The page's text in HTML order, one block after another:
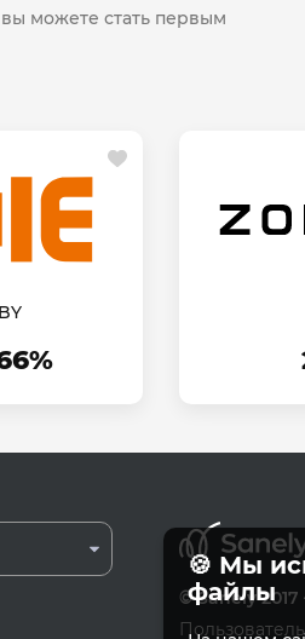
можете стать первым
© Sanely 2017
🍪 Мы
файлы